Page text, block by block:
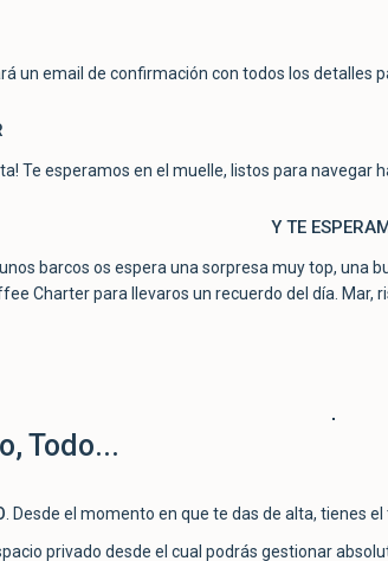
un email de confirmación con todos los detalles
Te esperamos en el muelle, listos para navegar
Y TE
barcos os espera una sorpresa muy top, una
Charter para llevaros un recuerdo del día. Mar,
Todo...
. Desde el momento en que te das de alta, tienes
privado desde el cual podrás gestionar